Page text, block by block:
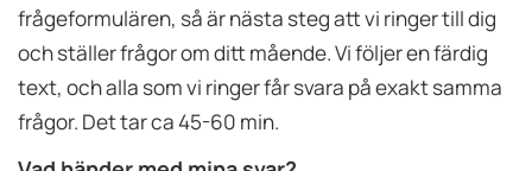
frågeformulären, så är nästa steg att vi ringer till dig
och ställer frågor om ditt mående. Vi följer en färdig
text, och alla som vi ringer får svara på exakt samma
frågor. Det tar ca 45-60 min.